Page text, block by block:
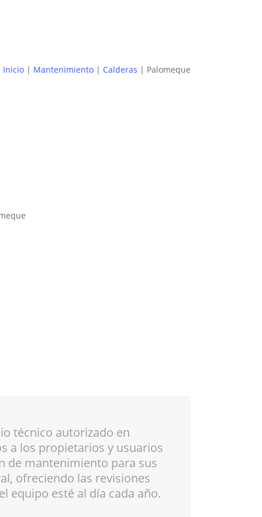
Inicio| Mantenimiento| Calderas | Palomeque
técnico autorizado en
a los propietarios y usuarios
de mantenimiento para sus
ofreciendo las revisiones
equipo esté al día cada año.